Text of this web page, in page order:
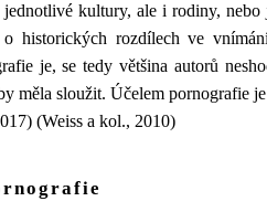
kultury, ale i rodiny,
historických rozdílech ve
je, se tedy většina autorů
měla sloužit. Účelem pornografie
(Weiss a kol., 2010)